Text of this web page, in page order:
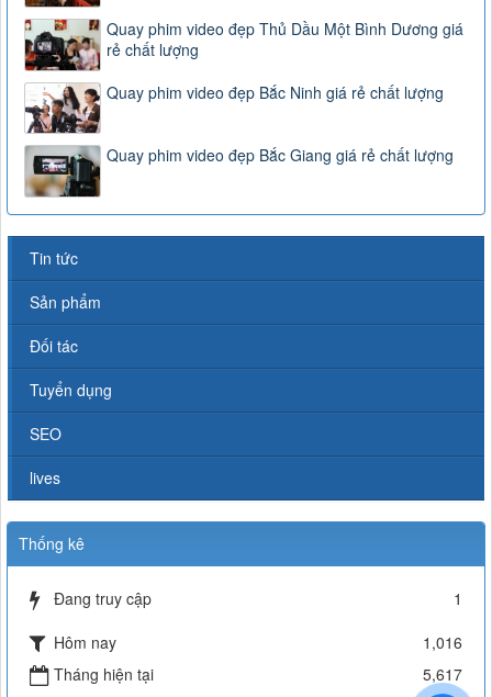
Quay phim video đẹp Thủ Dầu Một Bình Dương giá
rẻ chất lượng
Quay phim video đẹp Bắc Ninh giá rẻ chất lượng
Quay phim video đẹp Bắc Giang giá rẻ chất lượng
Tin tức
Sản phẩm
Đối tác
Tuyển dụng
SEO
lives
Thống kê
Đang truy cập
1
Hôm nay
1,016
Tháng hiện tại
5,617